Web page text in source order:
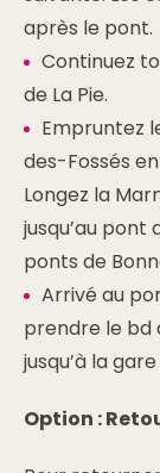
après le pont.
Continuez
de La Pie.
Empruntez
des-Fossés
Longez la
jusqu’au pont
ponts de
Arrivé au
prendre le bd
jusqu’à la
Option :